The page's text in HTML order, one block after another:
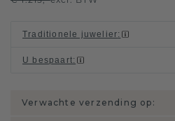
Traditionele juwelier:
U bespaart:
Verwachte verzending op: